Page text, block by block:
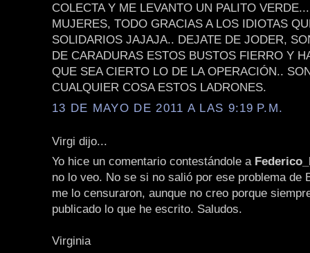
COLECTA Y ME LEVANTO UN PALITO
MUJERES, TODO GRACIAS A LOS IDIOTAS
SOLIDARIOS JAJAJA.. DEJATE DE JODER,
DE CARADURAS ESTOS BUSTOS FIERRO Y
QUE SEA CIERTO LO DE LA OPERACIÓN..
CUALQUIER COSA ESTOS LADRONES.
13 DE MAYO DE 2011 A LAS 9:19 P.M.
Virgi dijo...
Yo hice un comentario contestándole a
no lo veo. No se si no salió por ese problema de
me lo censuraron, aunque no creo porque
publicado lo que he escrito. Saludos.
Virginia